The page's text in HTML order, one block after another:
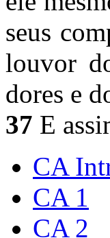
seus
louvor
dores e
37 E
CA
CA 1
CA 2